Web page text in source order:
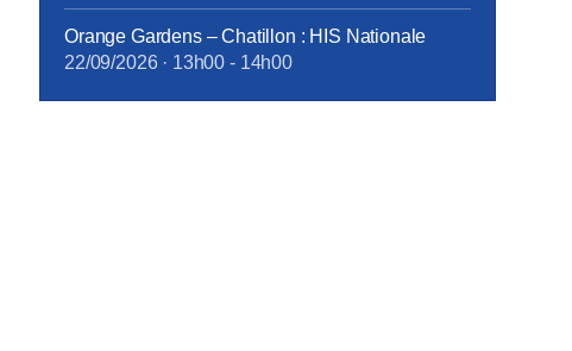
Orange Gardens – Chatillon : HIS Nationale
22/09/2026· 13h00 - 14h00